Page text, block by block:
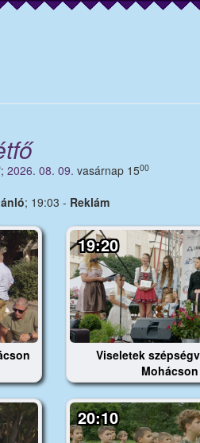
; 2026. 08. 09. vasárnap 1500
; 19:03 - Reklám
Viseletek
Mohácson
19:20
20:10